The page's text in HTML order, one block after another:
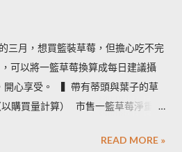
三月，想買籃裝草莓，但擔心吃不完
可以將一籃草莓換算成每日建議攝
開心享受。 ​ ​ ▍帶有蒂頭與葉子的草
購買量計算） ​ 市售一籃草莓淨重為
× 0.95 ÷ 170＝8.3 約可提供８份水
READ MORE »